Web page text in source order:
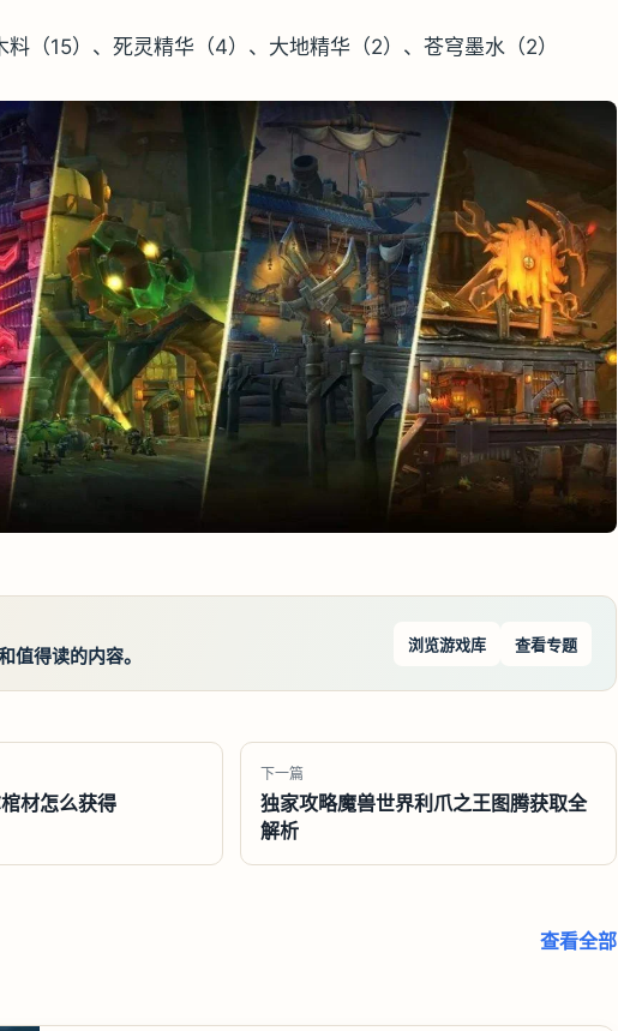
料（15）、死灵精华（4）、大地精华（2）、苍穹墨水（2）
值得读的内容。
浏览游戏库 查看专题
材怎么获得
下一篇
独家攻略魔兽世界利爪之王图腾获取全
解析
查看全部